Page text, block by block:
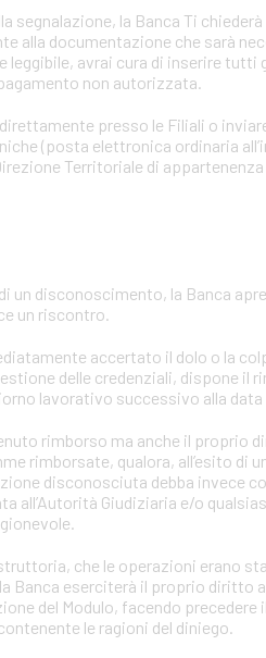
segnalazione, la Banca Ti
alla documentazione che sarà
leggibile, avrai cura di inserire
non autorizzata.
presso le Filiali o
(posta elettronica ordinaria
Territoriale di
un disconoscimento, la Banca
un riscontro.
accertato il dolo o la
delle credenziali, dispone il
lavorativo successivo alla data
rimborso ma anche il proprio
rimborsate, qualora, all’esito
disconosciuta debba invece
all’Autorità Giudiziaria e/o
che le operazioni erano
Banca eserciterà il proprio diritto
del Modulo, facendo
le ragioni del diniego.